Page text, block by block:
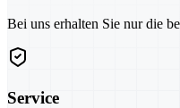
Bei uns erhalten Sie nur die
Service